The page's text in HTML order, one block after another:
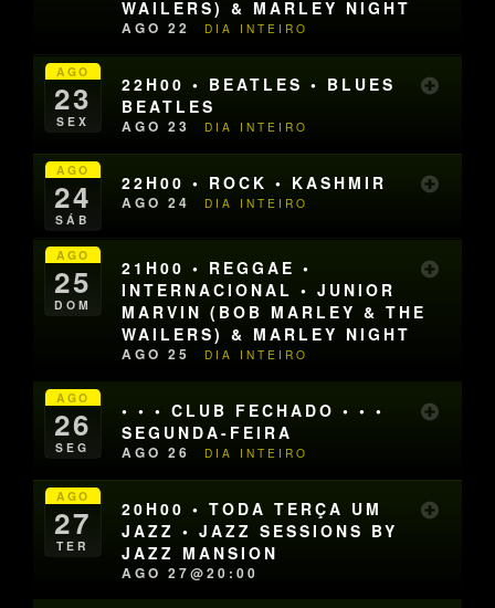
WAILERS) & MARLEY NIGHT
AGO 22 DIA INTEIRO
AGO
23
SEX
22H00 • BEATLES • BLUES
BEATLES
AGO 23 DIA INTEIRO
AGO
24
SÁB
22H00 • ROCK • KASHMIR
AGO 24 DIA INTEIRO
AGO
25
DOM
21H00 • REGGAE •
INTERNACIONAL • JUNIOR
MARVIN (BOB MARLEY & THE
WAILERS) & MARLEY NIGHT
AGO 25 DIA INTEIRO
AGO
26
SEG
• • • CLUB FECHADO • • •
SEGUNDA-FEIRA
AGO 26 DIA INTEIRO
AGO
27
TER
20H00 • TODA TERÇA UM
JAZZ • JAZZ SESSIONS BY
JAZZ MANSION
AGO 27@20:00